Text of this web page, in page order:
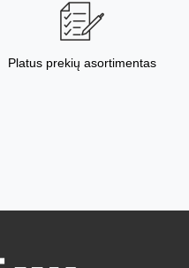
Platus prekių asortimentas